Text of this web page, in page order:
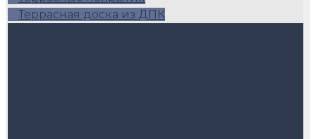
Террасная доска из ДПК